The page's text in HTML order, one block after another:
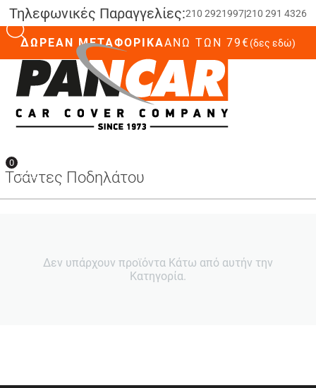
Τηλεφωνικές Παραγγελίες:210 2921997|210 291 4326
ΔΩΡΕΑΝ ΜΕΤΑΦΟΡΙΚΑΆΝΩ ΤΩΝ 79€(δες εδώ)
0
Τσάντες Ποδηλάτου
Δεν υπάρχουν προϊόντα Κάτω από αυτήν την
Κατηγορία.